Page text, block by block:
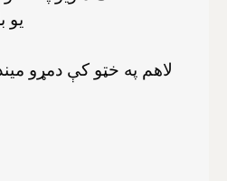
يو
لاهم په خټو كې دمړو